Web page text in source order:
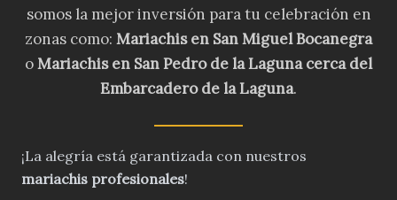
somos la mejor inversión para tu celebración en
zonas como: Mariachis en San Miguel Bocanegra
oMariachis en San Pedro de la Laguna cerca del
Embarcadero de la Laguna.
¡La alegría está garantizada con nuestros
mariachis profesionales!